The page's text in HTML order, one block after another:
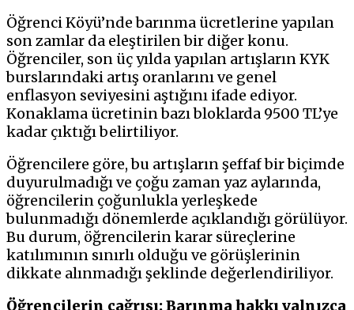
Öğrenci Köyü’nde barınma ücretlerine yapılan
son zamlar da eleştirilen bir diğer konu.
Öğrenciler, son üç yılda yapılan artışların KYK
burslarındaki artış oranlarını ve genel
enflasyon seviyesini aştığını ifade ediyor.
Konaklama ücretinin bazı bloklarda 9500 TL’ye
kadar çıktığı belirtiliyor.
Öğrencilere göre, bu artışların şeffaf bir biçimde
duyurulmadığı ve çoğu zaman yaz aylarında,
öğrencilerin çoğunlukla yerleşkede
bulunmadığı dönemlerde açıklandığı görülüyor.
Bu durum, öğrencilerin karar süreçlerine
katılımının sınırlı olduğu ve görüşlerinin
dikkate alınmadığı şeklinde değerlendiriliyor.
Öğrencilerin çağrısı: Barınma hakkı yalnızca